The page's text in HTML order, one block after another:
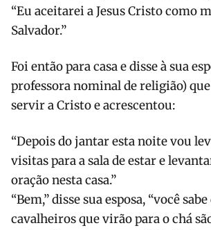
“Eu aceitarei a Jesus Cristo como
Salvador.”
Foi então para casa e disse à sua
professora nominal de religião)
servir a Cristo e acrescentou:
“Depois do jantar esta noite vou
visitas para a sala de estar e
oração nesta casa.”
“Bem,” disse sua esposa, “você
cavalheiros que virão para o chá